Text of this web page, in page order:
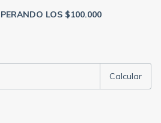
LOS $100.000
Calcular